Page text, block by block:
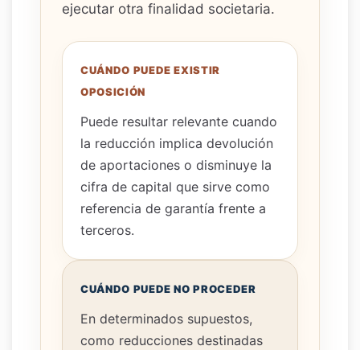
ejecutar otra finalidad societaria.
CUÁNDO PUEDE EXISTIR
OPOSICIÓN
Puede resultar relevante cuando
la reducción implica devolución
de aportaciones o disminuye la
cifra de capital que sirve como
referencia de garantía frente a
terceros.
CUÁNDO PUEDE NO PROCEDER
En determinados supuestos,
como reducciones destinadas